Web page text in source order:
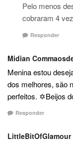
Pelo menos
cobraram 4
Responder
Midian
Menina estou
dos melhores, são
perfeitos. ✡Beijos
Responder
LittleBitOfGlamour